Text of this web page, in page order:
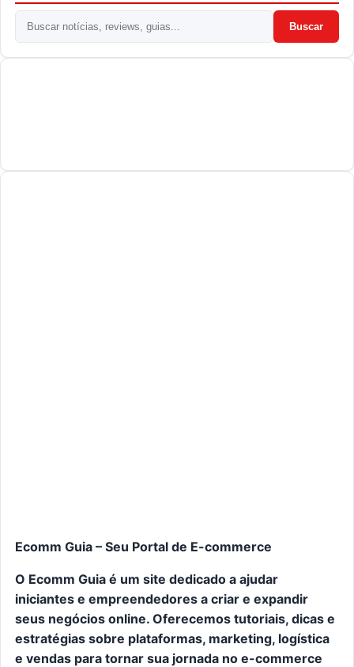
Buscar
Ecomm Guia – Seu Portal de E-commerce
O Ecomm Guia é um site dedicado a ajudar
iniciantes e empreendedores a criar e expandir
seus negócios online. Oferecemos tutoriais, dicas e
estratégias sobre plataformas, marketing, logística
e vendas para tornar sua jornada no e-commerce